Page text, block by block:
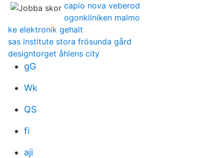
capio nova veberod
ogonkliniken malmo
ke elektronik gehalt
sas institute stora frösunda gård
designtorget åhlens city
gG
Wk
QS
fi
aji